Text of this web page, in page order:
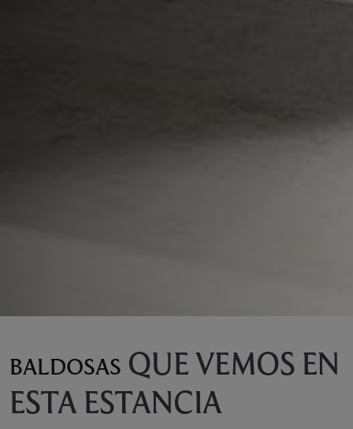
BALDOSAS QUE VEMOS EN
ESTA ESTANCIA